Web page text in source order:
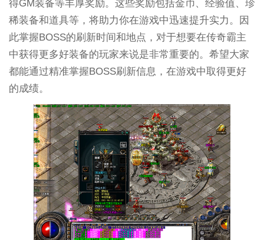
得GM装备等丰厚奖励。这些奖励包括金币、经验值、珍
稀装备和道具等，将助力你在游戏中迅速提升实力。因
此掌握BOSS的刷新时间和地点，对于想要在传奇霸主
中获得更多好装备的玩家来说是非常重要的。希望大家
都能通过精准掌握BOSS刷新信息，在游戏中取得更好
的成绩。